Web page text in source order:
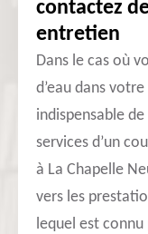
contactez
entretien
Dans le cas où
d’eau dans
indispensable
services d’un
à La Chapelle
vers les
lequel est